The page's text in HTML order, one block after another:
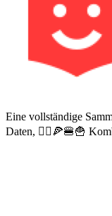
Eine vollständige
Daten, 🙅‍♀️🍕🍔🍟